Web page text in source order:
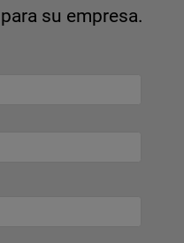
su empresa.